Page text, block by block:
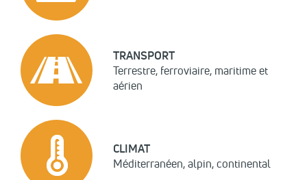
TRANSPORT
Terrestre, ferroviaire, maritime et
aérien
CLIMAT
Méditerranéen, alpin, continental